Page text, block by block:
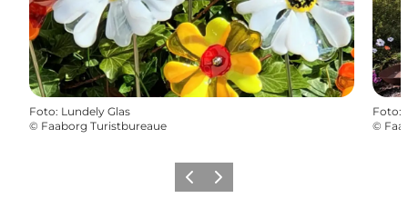
Foto: Lundely Glas
© Faaborg Turistbureaue
Foto:
©
ForrigeNæste